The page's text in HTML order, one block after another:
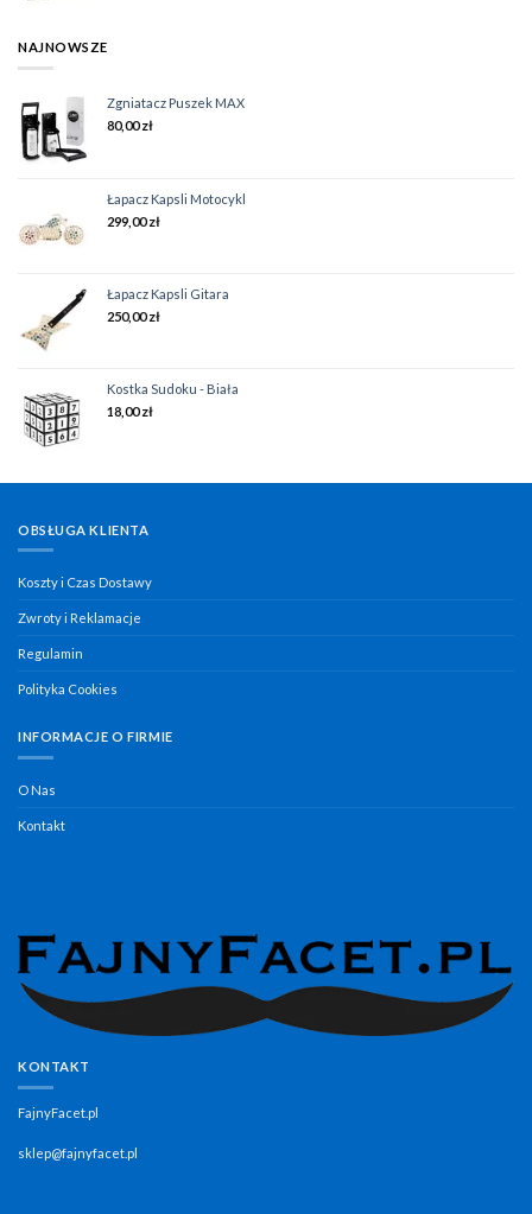
NAJNOWSZE
Zgniatacz Puszek MAX
80,00zł
Łapacz Kapsli Motocykl
299,00zł
Łapacz Kapsli Gitara
250,00zł
Kostka Sudoku - Biała
18,00zł
OBSŁUGA KLIENTA
Koszty i Czas Dostawy
Zwroty i Reklamacje
Regulamin
Polityka Cookies
INFORMACJE O FIRMIE
O Nas
Kontakt
KONTAKT
FajnyFacet.pl
sklep@fajnyfacet.pl